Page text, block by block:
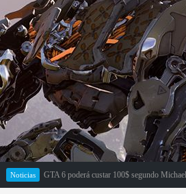
GTA 6 poderá custar 100$ segundo Michael Pachter